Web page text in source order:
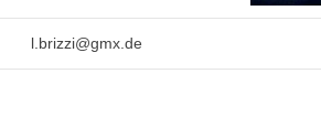
l.brizzi@gmx.de